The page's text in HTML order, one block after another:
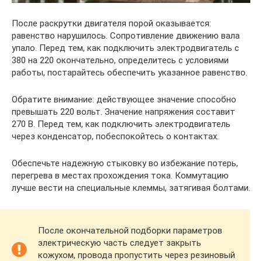
После раскрутки двигателя порой оказывается:
равенство нарушилось. Сопротивление движению вала
упало. Перед тем, как подключить электродвигатель с
380 на 220 окончательно, определитесь с условиями
работы, постарайтесь обеспечить указанное равенство.
Обратите внимание: действующее значение способно
превышать 220 вольт. Значение напряжения составит
270 В. Перед тем, как подключить электродвигатель
через конденсатор, побеспокойтесь о контактах.
Обеспечьте надежную стыковку во избежание потерь,
перегрева в местах прохождения тока. Коммутацию
лучше вести на специальные клеммы, затягивая болтами.
После окончательной подборки параметров
электрическую часть следует закрыть
кожухом, провода пропустить через резиновый